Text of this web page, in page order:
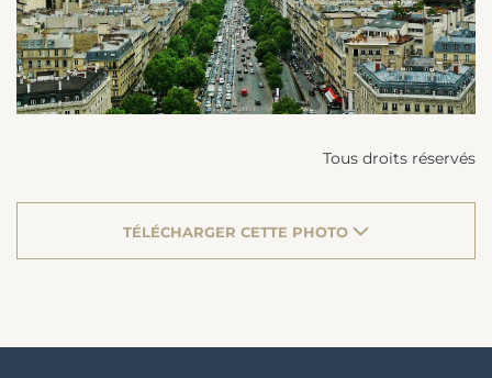
Tous droits réservés
TÉLÉCHARGER CETTE PHOTO